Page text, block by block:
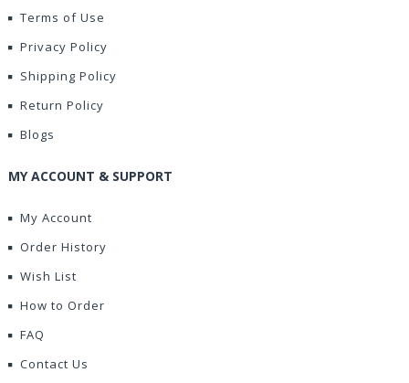
Terms of Use
Privacy Policy
Shipping Policy
Return Policy
Blogs
MY ACCOUNT & SUPPORT
My Account
Order History
Wish List
How to Order
FAQ
Contact Us